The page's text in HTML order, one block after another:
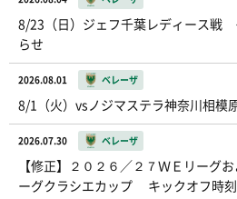
8/23（日）ジェフ千葉レディース戦
らせ
2026.08.01 ベレーザ
8/1（火）vsノジマステラ神奈川相模
2026.07.30 ベレーザ
【修正】２０２６／２７ＷＥリーグ
ーグクラシエカップ キックオフ時